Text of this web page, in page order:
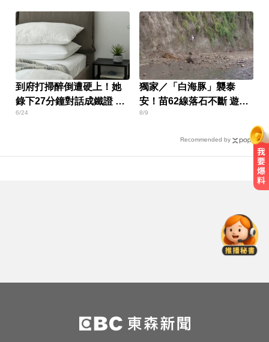
到府打掃醉倒遭硬上！她
錄下27分鐘對話成鐵證 屏
東男慘了
6/24
獨家／「白海豚」襲泰
安！苗62線落石不斷 遊客
急下山
8/9
Recommended by
張庭瑜、張正韋用勝利感謝老爸
里約直升機墜毀 哥倫比亞一家3名
女性罹難